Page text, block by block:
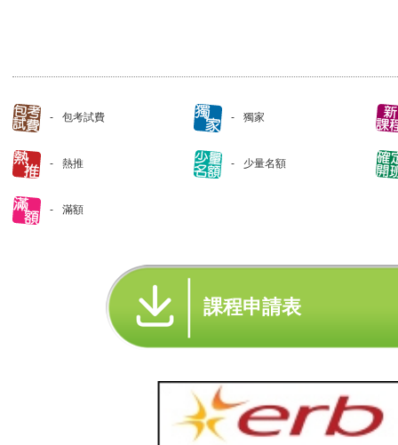
包考試費 獨家
熱推 少量名額
滿額
課程申請表